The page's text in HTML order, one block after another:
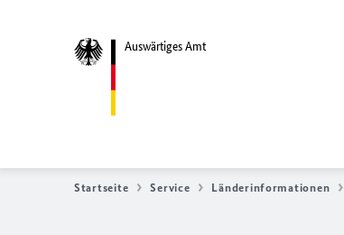
Auswärtiges Amt
Startseite Service Länderinformationen